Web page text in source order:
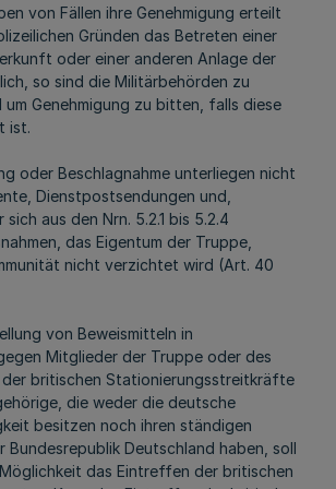
von Fällen ihre Genehmigung erteilt
Gründen das Betreten einer
oder einer anderen Anlage der
so sind die Militärbehörden zu
Genehmigung zu bitten, falls diese
ist.
oder Beschlagnahme unterliegen nicht
Dienstpostsendungen und,
aus den Nrn. 5.2.1 bis 5.2.4
das Eigentum der Truppe,
nicht verzichtet wird (Art. 40
von Beweismitteln in
Mitglieder der Truppe oder des
britischen Stationierungsstreitkräfte
die weder die deutsche
besitzen noch ihren ständigen
Bundesrepublik Deutschland haben, soll
das Eintreffen der britischen